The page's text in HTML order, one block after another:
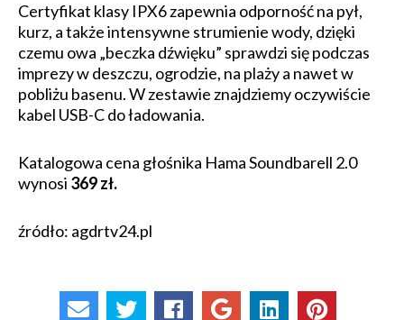
Certyfikat klasy IPX6 zapewnia odporność na pył,
kurz, a także intensywne strumienie wody, dzięki
czemu owa „beczka dźwięku” sprawdzi się podczas
imprezy w deszczu, ogrodzie, na plaży a nawet w
pobliżu basenu. W zestawie znajdziemy oczywiście
kabel USB-C do ładowania.
Katalogowa cena głośnika Hama Soundbarell 2.0
wynosi 369 zł.
źródło: agdrtv24.pl